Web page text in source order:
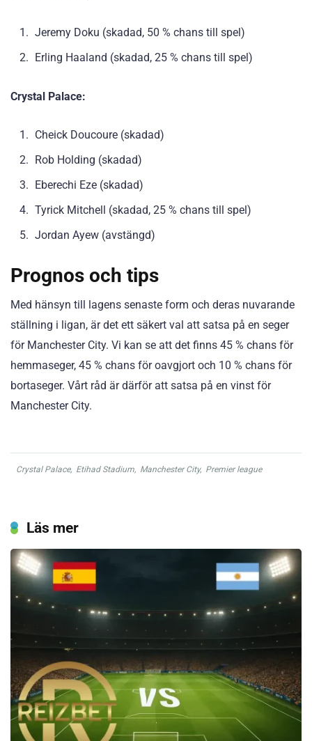
Jeremy Doku (skadad, 50 % chans till spel)
Erling Haaland (skadad, 25 % chans till spel)
Crystal Palace:
Cheick Doucoure (skadad)
Rob Holding (skadad)
Eberechi Eze (skadad)
Tyrick Mitchell (skadad, 25 % chans till spel)
Jordan Ayew (avstängd)
Prognos och tips
Med hänsyn till lagens senaste form och deras nuvarande
ställning i ligan, är det ett säkert val att satsa på en seger
för Manchester City. Vi kan se att det finns 45 % chans för
hemmaseger, 45 % chans för oavgjort och 10 % chans för
bortaseger. Vårt råd är därför att satsa på en vinst för
Manchester City.
Crystal Palace, Etihad Stadium, Manchester City, Premier league
Läs mer